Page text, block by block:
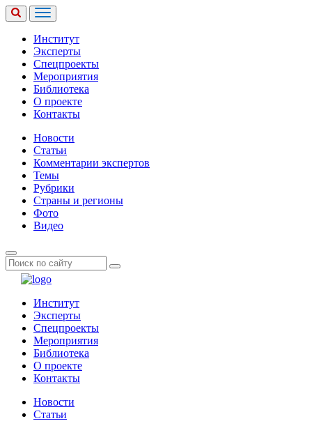
Институт
Эксперты
Спецпроекты
Мероприятия
Библиотека
О проекте
Контакты
Новости
Статьи
Комментарии экспертов
Темы
Рубрики
Страны и регионы
Фото
Видео
Институт
Эксперты
Спецпроекты
Мероприятия
Библиотека
О проекте
Контакты
Новости
Статьи